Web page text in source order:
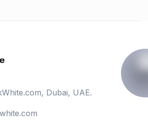
Dubai, UAE.